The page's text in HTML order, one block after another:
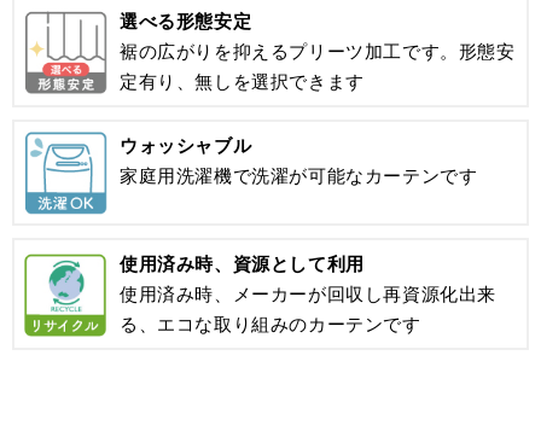
選べる形態安定
裾の広がりを抑えるプリーツ加工です。形態安
定有り、無しを選択できます
ウォッシャブル
家庭用洗濯機で洗濯が可能なカーテンです
使用済み時、資源として利用
使用済み時、メーカーが回収し再資源化出来
る、エコな取り組みのカーテンです